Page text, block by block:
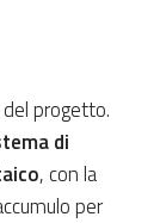
progetto.
di
, con la
per